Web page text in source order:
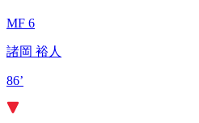
MF 6
諸岡 裕人
86’